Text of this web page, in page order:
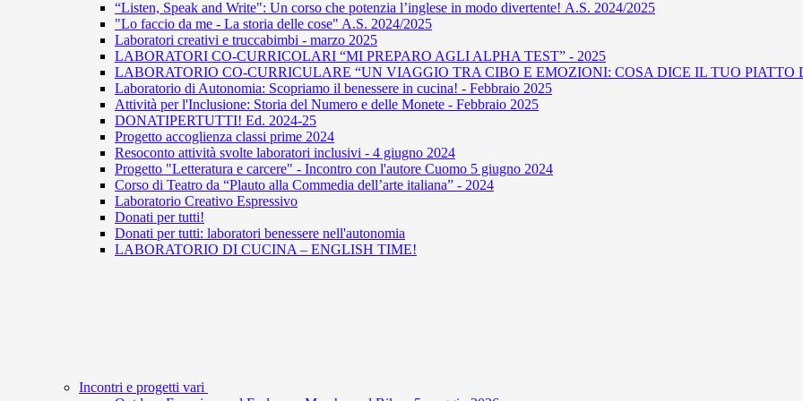
“Listen, Speak and Write": Un corso che potenzia l’inglese in modo divertente! A.S. 2024/2025
"Lo faccio da me - La storia delle cose" A.S. 2024/2025
Laboratori creativi e truccabimbi - marzo 2025
LABORATORI CO-CURRICOLARI “MI PREPARO AGLI ALPHA TEST” - 2025
LABORATORIO CO-CURRICULARE “UN VIAGGIO TRA CIBO E EMOZIONI: COSA DICE IL TUO PIATTO
Laboratorio di Autonomia: Scopriamo il benessere in cucina! - Febbraio 2025
Attività per l'Inclusione: Storia del Numero e delle Monete - Febbraio 2025
DONATIPERTUTTI! Ed. 2024-25
Progetto accoglienza classi prime 2024
Resoconto attività svolte laboratori inclusivi - 4 giugno 2024
Progetto "Letteratura e carcere" - Incontro con l'autore Cuomo 5 giugno 2024
Corso di Teatro da “Plauto alla Commedia dell’arte italiana” - 2024
Laboratorio Creativo Espressivo
Donati per tutti!
Donati per tutti: laboratori benessere nell'autonomia
LABORATORIO DI CUCINA – ENGLISH TIME!
Incontri e progetti vari